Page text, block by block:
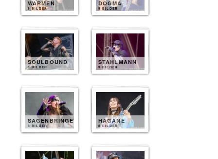
WARMEN
9 BILDER
DOGMA
9 BILDER
SOULBOUND
9 BILDER
STAHLMANN
9 BILDER
SAGENBRINGER
8 BILDER
HAGANE
8 BILDER